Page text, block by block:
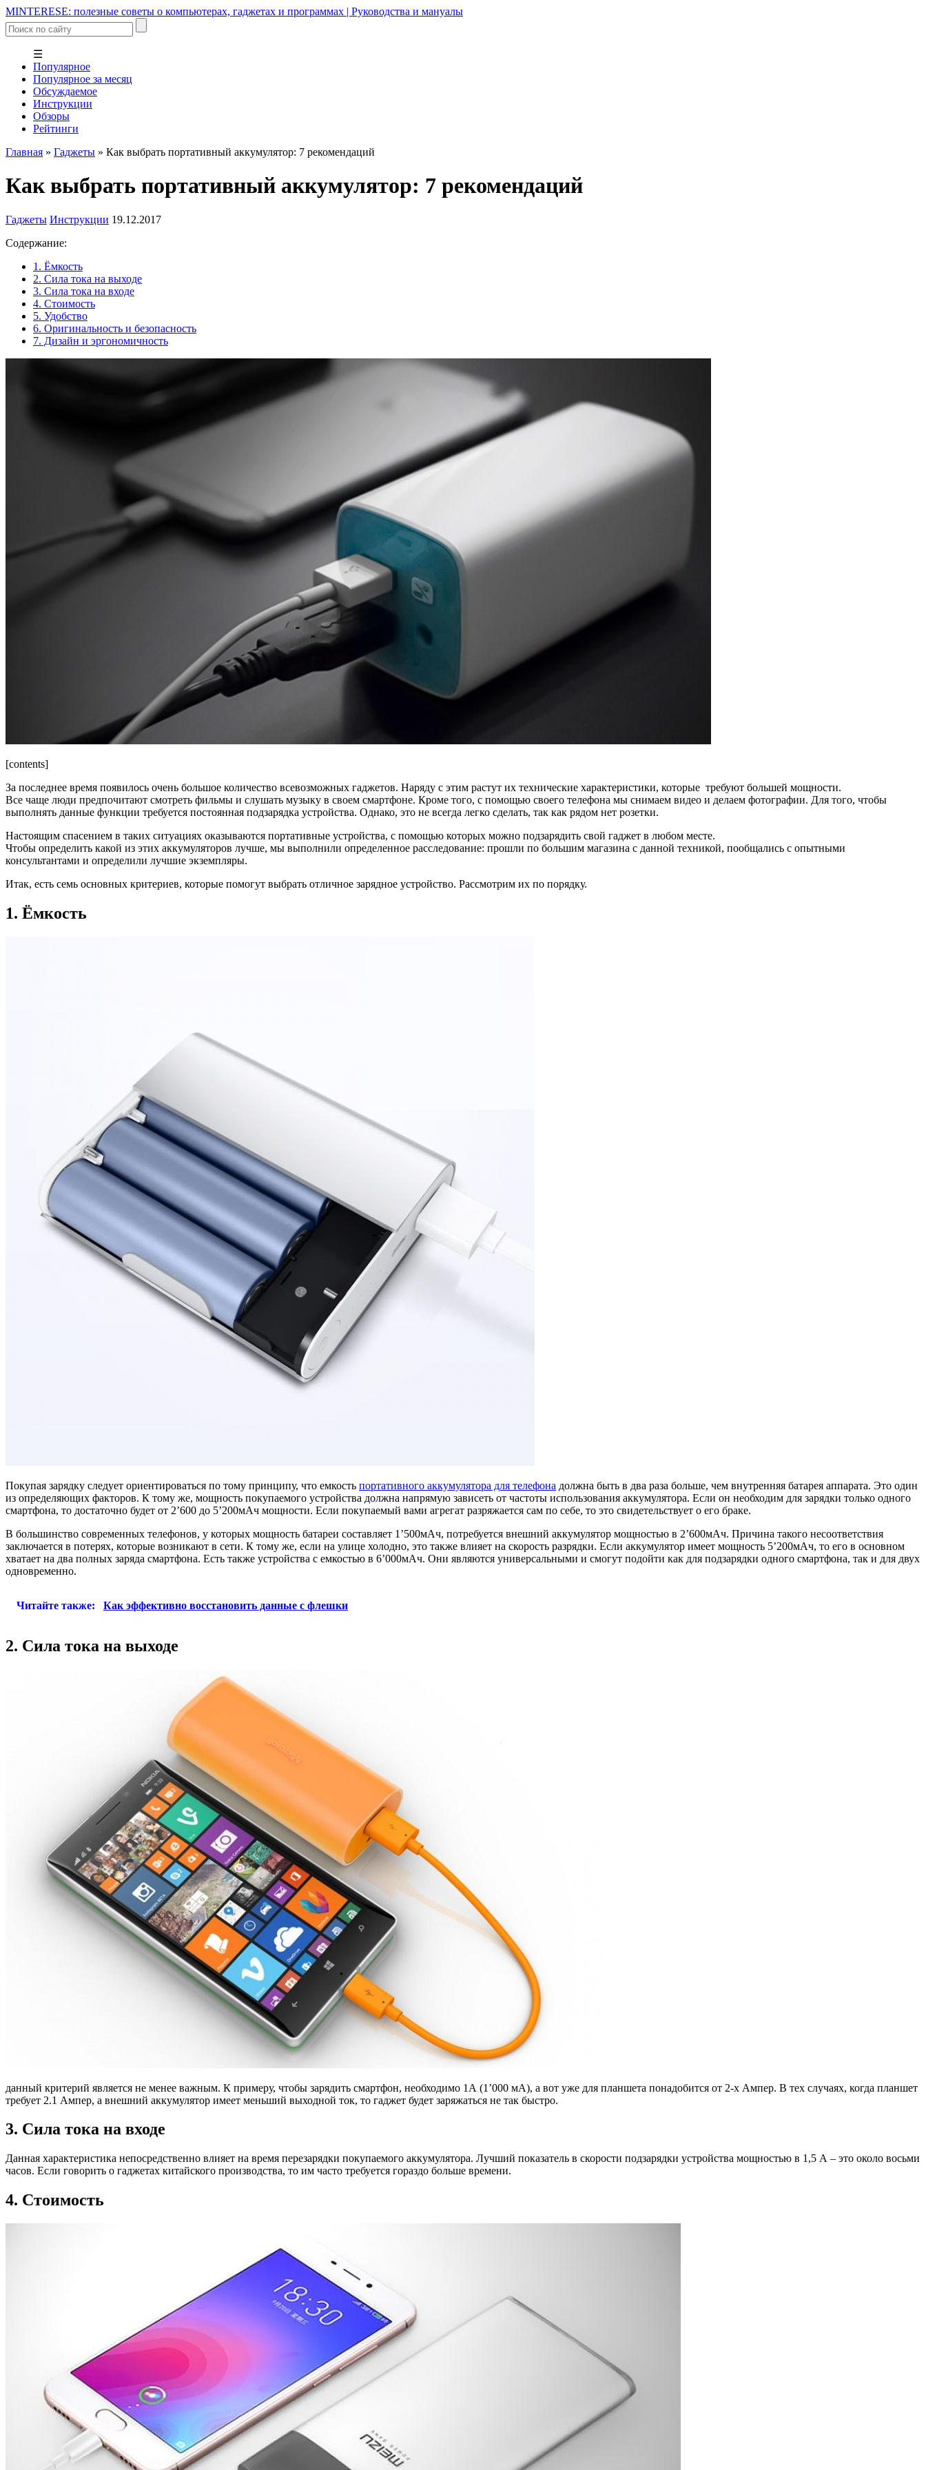
MINTERESE: полезные советы о компьютерах, гаджетах и программах | Руководства и мануалы
☰
Популярное
Популярное за месяц
Обсуждаемое
Инструкции
Обзоры
Рейтинги
Главная » Гаджеты » Как выбрать портативный аккумулятор: 7 рекомендаций
Как выбрать портативный аккумулятор: 7 рекомендаций
Гаджеты Инструкции 19.12.2017
Содержание:
1. Ёмкость
2. Сила тока на выходе
3. Сила тока на входе
4. Стоимость
5. Удобство
6. Оригинальность и безопасность
7. Дизайн и эргономичность
[contents]
За последнее время появилось очень большое количество всевозможных гаджетов. Наряду с этим растут их технические характеристики, которые требуют большей мощности.
Все чаще люди предпочитают смотреть фильмы и слушать музыку в своем смартфоне. Кроме того, с помощью своего телефона мы снимаем видео и делаем фотографии. Для того, чтобы
выполнять данные функции требуется постоянная подзарядка устройства. Однако, это не всегда легко сделать, так как рядом нет розетки.
Настоящим спасением в таких ситуациях оказываются портативные устройства, с помощью которых можно подзарядить свой гаджет в любом месте.
Чтобы определить какой из этих аккумуляторов лучше, мы выполнили определенное расследование: прошли по большим магазина с данной техникой, пообщались с опытными
консультантами и определили лучшие экземпляры.
Итак, есть семь основных критериев, которые помогут выбрать отличное зарядное устройство. Рассмотрим их по порядку.
1. Ёмкость
Покупая зарядку следует ориентироваться по тому принципу, что емкость портативного аккумулятора для телефона должна быть в два раза больше, чем внутренняя батарея аппарата. Это один
из определяющих факторов. К тому же, мощность покупаемого устройства должна напрямую зависеть от частоты использования аккумулятора. Если он необходим для зарядки только одного
смартфона, то достаточно будет от 2’600 до 5’200мАч мощности. Если покупаемый вами агрегат разряжается сам по себе, то это свидетельствует о его браке.
В большинство современных телефонов, у которых мощность батареи составляет 1’500мАч, потребуется внешний аккумулятор мощностью в 2’600мАч. Причина такого несоответствия
заключается в потерях, которые возникают в сети. К тому же, если на улице холодно, это также влияет на скорость разрядки. Если аккумулятор имеет мощность 5’200мАч, то его в основном
хватает на два полных заряда смартфона. Есть также устройства с емкостью в 6’000мАч. Они являются универсальными и смогут подойти как для подзарядки одного смартфона, так и для двух
одновременно.
Читайте также: Как эффективно восстановить данные с флешки
2. Сила тока на выходе
данный критерий является не менее важным. К примеру, чтобы зарядить смартфон, необходимо 1А (1’000 мА), а вот уже для планшета понадобится от 2-х Ампер. В тех случаях, когда планшет
требует 2.1 Ампер, а внешний аккумулятор имеет меньший выходной ток, то гаджет будет заряжаться не так быстро.
3. Сила тока на входе
Данная характеристика непосредственно влияет на время перезарядки покупаемого аккумулятора. Лучший показатель в скорости подзарядки устройства мощностью в 1,5 А – это около восьми
часов. Если говорить о гаджетах китайского производства, то им часто требуется гораздо больше времени.
4. Стоимость